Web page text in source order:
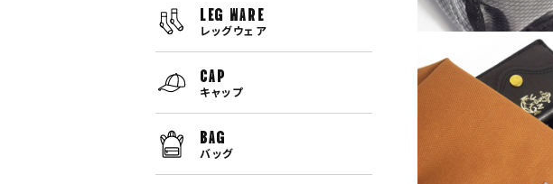
LEG WARE
レッグウェア
CAP
キャップ
BAG
バッグ